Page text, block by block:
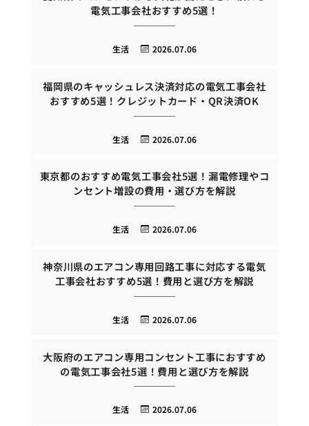
電気工事会社おすすめ5選！
2026.07.06
生活
福岡県のキャッシュレス決済対応の電気工事会社
おすすめ5選！クレジットカード・QR決済OK
2026.07.06
生活
東京都のおすすめ電気工事会社5選！漏電修理やコ
ンセント増設の費用・選び方を解説
2026.07.06
生活
神奈川県のエアコン専用回路工事に対応する電気
工事会社おすすめ5選！費用と選び方を解説
2026.07.06
生活
大阪府のエアコン専用コンセント工事におすすめ
の電気工事会社5選！費用と選び方を解説
2026.07.06
生活